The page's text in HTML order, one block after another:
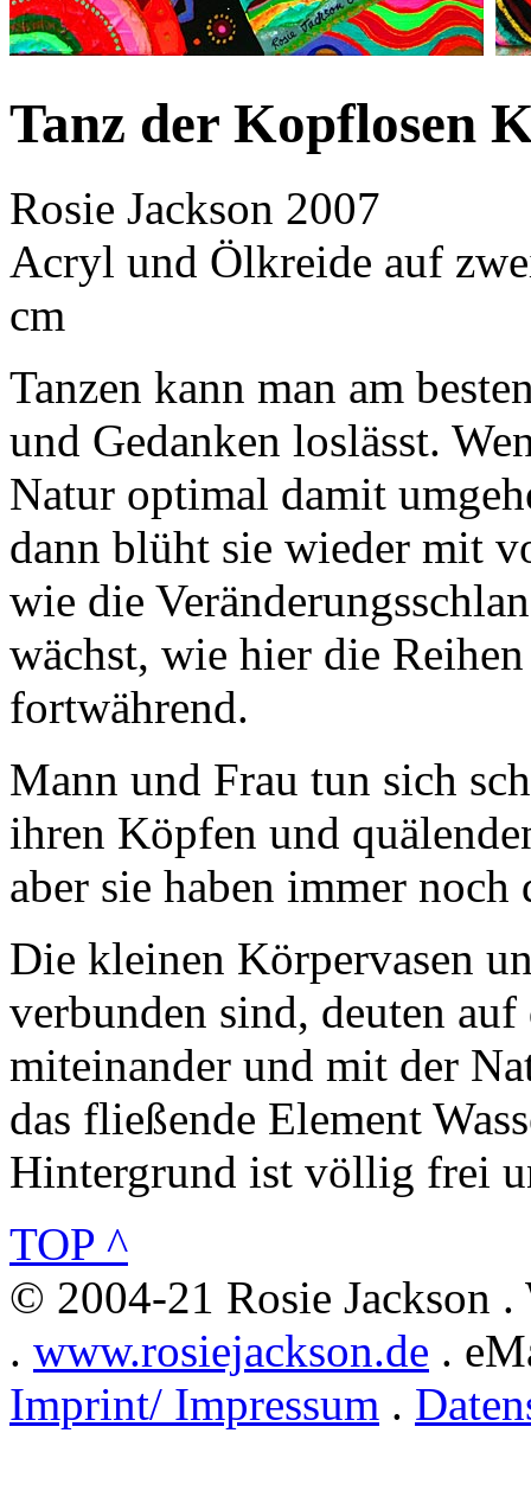
Tanz der Kopflosen
Rosie Jackson 2007
Acryl und Ölkreide auf
cm
Tanzen kann man am
und Gedanken loslässt.
Natur optimal damit
dann blüht sie wieder mit
wie die
wächst, wie hier die
fortwährend.
Mann und Frau tun sich
ihren Köpfen und
aber sie haben immer
Die kleinen Körpervasen
verbunden sind, deuten
miteinander und mit der
das fließende Element
Hintergrund ist völlig frei
TOP ^
© 2004-21 Rosie Jackson
. www.rosiejackson.de .
Imprint/ Impressum .